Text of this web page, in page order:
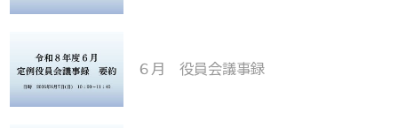
６月 役員会議事録